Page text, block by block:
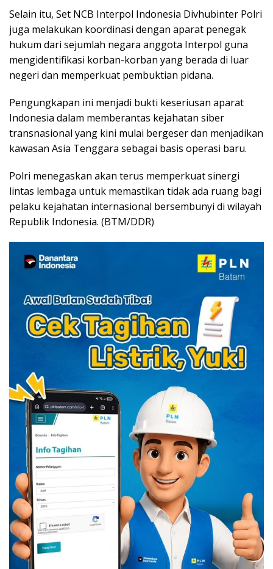
Selain itu, Set NCB Interpol Indonesia Divhubinter Polri
juga melakukan koordinasi dengan aparat penegak
hukum dari sejumlah negara anggota Interpol guna
mengidentifikasi korban-korban yang berada di luar
negeri dan memperkuat pembuktian pidana.
Pengungkapan ini menjadi bukti keseriusan aparat
Indonesia dalam memberantas kejahatan siber
transnasional yang kini mulai bergeser dan menjadikan
kawasan Asia Tenggara sebagai basis operasi baru.
Polri menegaskan akan terus memperkuat sinergi
lintas lembaga untuk memastikan tidak ada ruang bagi
pelaku kejahatan internasional bersembunyi di wilayah
Republik Indonesia. (BTM/DDR)